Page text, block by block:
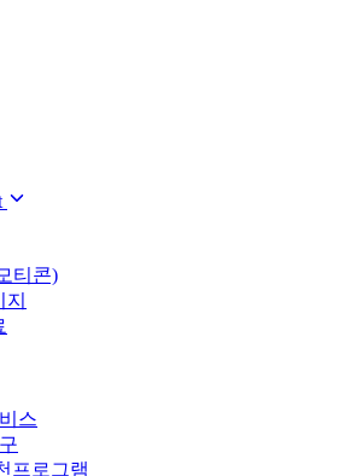
티콘)
스
프로그램